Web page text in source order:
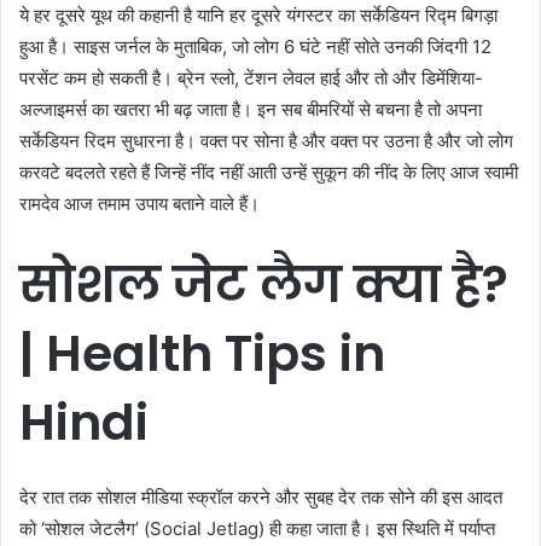
ये हर दूसरे यूथ की कहानी है यानि हर दूसरे यंगस्टर का सर्केडियन रिद्म बिगड़ा
हुआ है। साइस जर्नल के मुताबिक, जो लोग 6 घंटे नहीं सोते उनकी जिंदगी 12
परसेंट कम हो सकती है। ब्रेन स्लो, टेंशन लेवल हाई और तो और डिमेंशिया-
अल्जाइमर्स का खतरा भी बढ़ जाता है। इन सब बीमरियों से बचना है तो अपना
सर्केडियन रिदम सुधारना है। वक्त पर सोना है और वक्त पर उठना है और जो लोग
करवटे बदलते रहते हैं जिन्हें नींद नहीं आती उन्हें सुकून की नींद के लिए आज स्वामी
रामदेव आज तमाम उपाय बताने वाले हैं।
सोशलजेटलैगक्याहै?
| Health Tips in
Hindi
देर रात तक सोशल मीडिया स्क्रॉल करने और सुबह देर तक सोने की इस आदत
को ‘सोशल जेटलैग’ (Social Jetlag) ही कहा जाता है। इस स्थिति में पर्याप्त